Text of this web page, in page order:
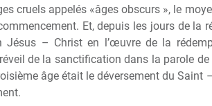
cruels appelés «âges obscurs », le
Et, depuis les jours de la
Jésus – Christ en l’œuvre de la
de la sanctification dans la parole
ème âge était le déversement du Saint